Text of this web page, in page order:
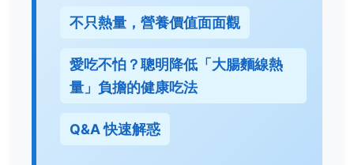
不只熱量，營養價值面面觀
愛吃不怕？聰明降低「大腸麵線熱
量」負擔的健康吃法
Q&A 快速解惑